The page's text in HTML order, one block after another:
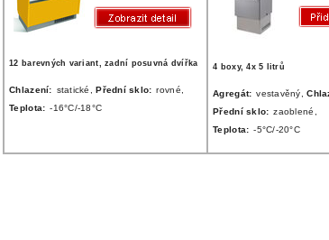
12 barevných variant, zadní posuvná dvířka
Chlazení: statické,Přední sklo: rovné,
Teplota: -16°C/-18°C
4 boxy, 4x 5 litrů
Agregát: vestavěný,
Přední sklo: zaoblené,
Teplota: -5°C/-20°C